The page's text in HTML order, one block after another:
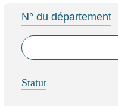
N° du département
Statut